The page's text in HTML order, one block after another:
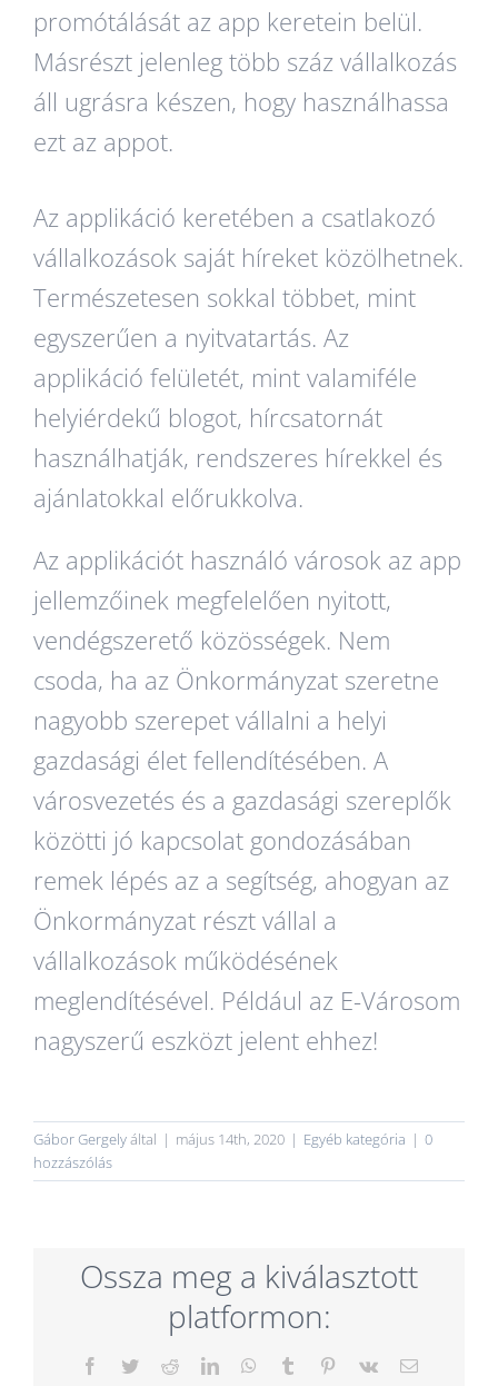
promótálását az app keretein belül.
Másrészt jelenleg több száz vállalkozás
áll ugrásra készen, hogy használhassa
ezt az appot.
Az applikáció keretében a csatlakozó
vállalkozások saját híreket közölhetnek.
Természetesen sokkal többet, mint
egyszerűen a nyitvatartás. Az
applikáció felületét, mint valamiféle
helyiérdekű blogot, hírcsatornát
használhatják, rendszeres hírekkel és
ajánlatokkal előrukkolva.
Az applikációt használó városok az app
jellemzőinek megfelelően nyitott,
vendégszerető közösségek. Nem
csoda, ha az Önkormányzat szeretne
nagyobb szerepet vállalni a helyi
gazdasági élet fellendítésében. A
városvezetés és a gazdasági szereplők
közötti jó kapcsolat gondozásában
remek lépés az a segítség, ahogyan az
Önkormányzat részt vállal a
vállalkozások működésének
meglendítésével. Például az E-Városom
nagyszerű eszközt jelent ehhez!
Gábor Gergelyáltal | május 14th, 2020 | Egyéb kategória | 0
hozzászólás
Ossza meg a kiválasztott
platformon:
Facebook
TwitterRedditLinkedInWhatsApp
Tumblr Pinterest
Vk Email: